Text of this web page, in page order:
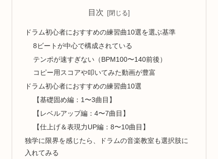
目次
ドラム初心者におすすめの練習曲10選を選ぶ基準
8ビートが中心で構成されている
テンポが速すぎない（BPM100〜140前後）
コピー用スコアや叩いてみた動画が豊富
ドラム初心者におすすめの練習曲10選
【基礎固め編：1〜3曲目】
【レベルアップ編：4〜7曲目】
【仕上げ＆表現力UP編：8〜10曲目】
独学に限界を感じたら、ドラムの音楽教室も選択肢に
入れてみる